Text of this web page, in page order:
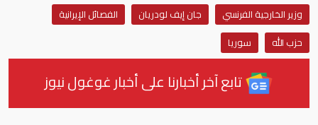
وزير الخارجية الفرنسي جان إيف لودريان
الفصائل الإيرانية
حزب الله
سوريا
تابع آخر أخبارنا على أخبار غوغول نيوز